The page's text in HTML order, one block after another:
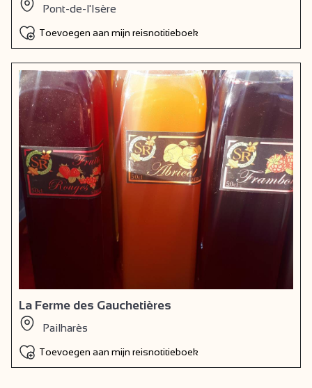
Pont-de-l'Isère
Toevoegen aan mijn reisnotitieboek
La Ferme des Gauchetières
Pailharès
Toevoegen aan mijn reisnotitieboek